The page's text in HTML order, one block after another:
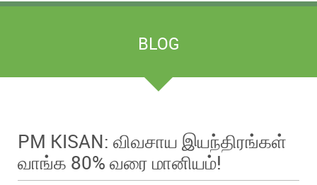
BLOG
PM KISAN: விவசாய இயந்திரங்கள்
வாங்க 80% வரை மானியம்!